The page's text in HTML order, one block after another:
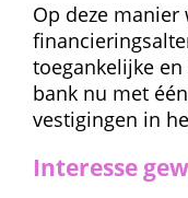
Op deze
toegankelijke
bank nu met
vestigingen in
Interesse